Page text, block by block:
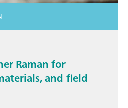
Raman for
and field